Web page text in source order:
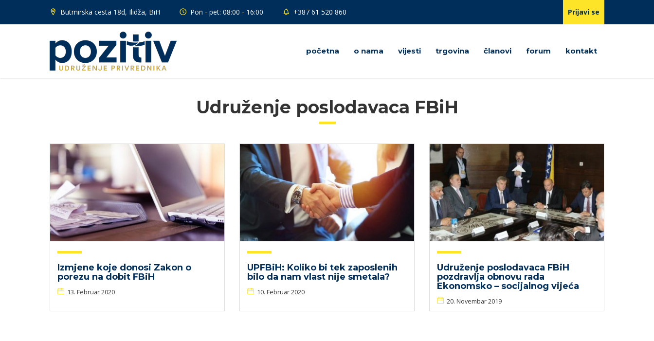
Butmirska cesta 18d, Ilidža, BiH Pon - pet: 08:00 - 16:00 +387 61 520 860 Prijavi se
početna o nama vijesti trgovina članovi forum kontakt
Udruženje poslodavaca FBiH
Izmjene koje donosi Zakon o
porezu na dobit FBiH
13. Februar 2020
UPFBiH: Koliko bi tek zaposlenih
bilo da nam vlast nije smetala?
10. Februar 2020
Udruženje poslodavaca FBiH
pozdravlja obnovu rada
Ekonomsko – socijalnog vijeća
20. Novembar 2019